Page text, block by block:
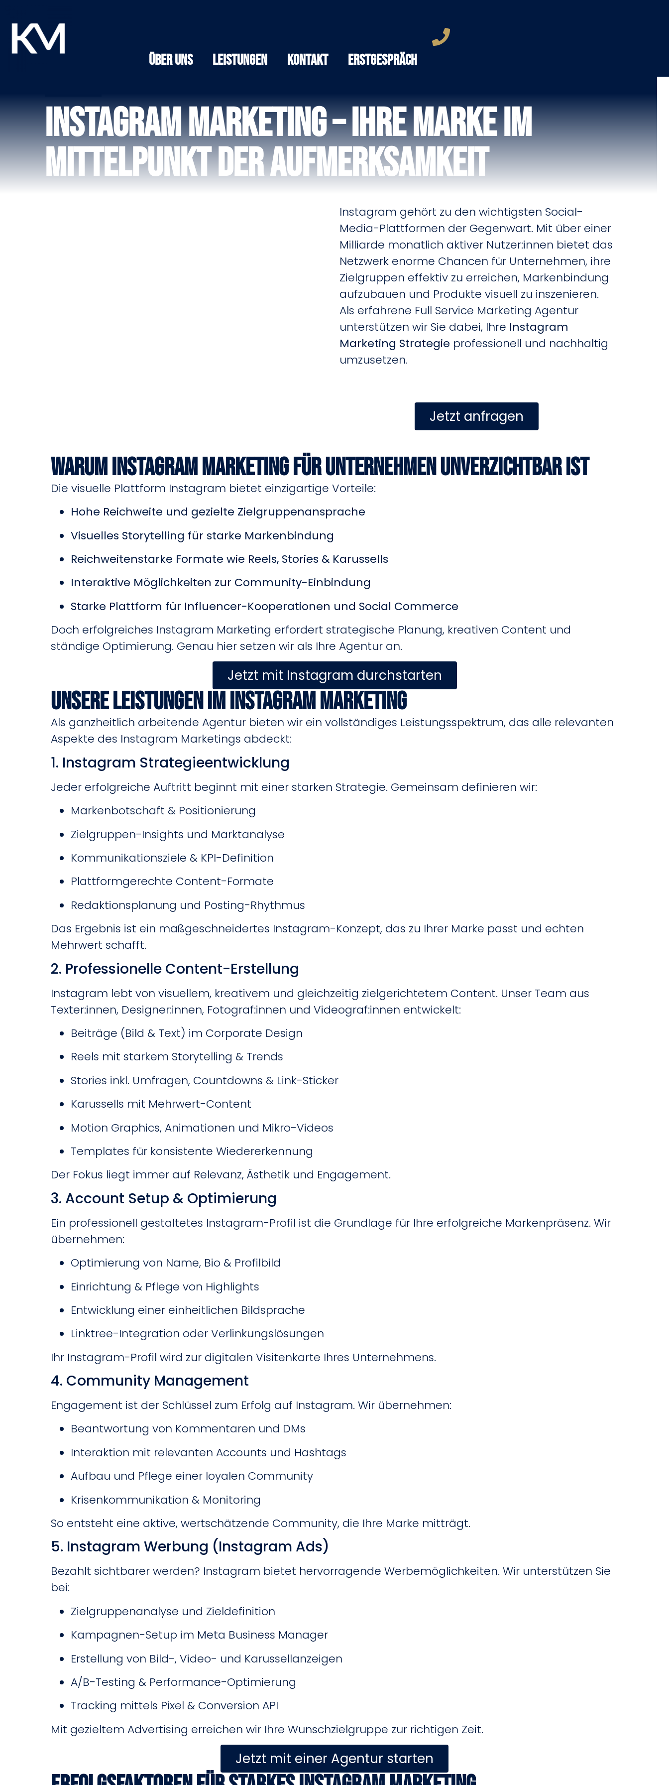
Über Uns Leistungen Kontakt Erstgespräch
Instagram Marketing – Ihre Marke im
Mittelpunkt der Aufmerksamkeit
Instagram gehört zu den wichtigsten Social-
Media-Plattformen der Gegenwart. Mit über einer
Milliarde monatlich aktiver Nutzer:innen bietet das
Netzwerk enorme Chancen für Unternehmen, ihre
Zielgruppen effektiv zu erreichen, Markenbindung
aufzubauen und Produkte visuell zu inszenieren.
Als erfahrene Full Service Marketing Agentur
unterstützen wir Sie dabei, Ihre Instagram
Marketing Strategie professionell und nachhaltig
umzusetzen.
Jetzt anfragen
Warum Instagram Marketing für Unternehmen unverzichtbar ist
Die visuelle Plattform Instagram bietet einzigartige Vorteile:
Hohe Reichweite und gezielte Zielgruppenansprache
Visuelles Storytelling für starke Markenbindung
Reichweitenstarke Formate wie Reels, Stories & Karussells
Interaktive Möglichkeiten zur Community-Einbindung
Starke Plattform für Influencer-Kooperationen und Social Commerce
Doch erfolgreiches Instagram Marketing erfordert strategische Planung, kreativen Content und
ständige Optimierung. Genau hier setzen wir als Ihre Agentur an.
Jetzt mit Instagram durchstarten
Unsere Leistungen im Instagram Marketing
Als ganzheitlich arbeitende Agentur bieten wir ein vollständiges Leistungsspektrum, das alle relevanten
Aspekte des Instagram Marketings abdeckt:
1. Instagram Strategieentwicklung
Jeder erfolgreiche Auftritt beginnt mit einer starken Strategie. Gemeinsam definieren wir:
Markenbotschaft & Positionierung
Zielgruppen-Insights und Marktanalyse
Kommunikationsziele & KPI-Definition
Plattformgerechte Content-Formate
Redaktionsplanung und Posting-Rhythmus
Das Ergebnis ist ein maßgeschneidertes Instagram-Konzept, das zu Ihrer Marke passt und echten
Mehrwert schafft.
2. Professionelle Content-Erstellung
Instagram lebt von visuellem, kreativem und gleichzeitig zielgerichtetem Content. Unser Team aus
Texter:innen, Designer:innen, Fotograf:innen und Videograf:innen entwickelt:
Beiträge (Bild & Text) im Corporate Design
Reels mit starkem Storytelling & Trends
Stories inkl. Umfragen, Countdowns & Link-Sticker
Karussells mit Mehrwert-Content
Motion Graphics, Animationen und Mikro-Videos
Templates für konsistente Wiedererkennung
Der Fokus liegt immer auf Relevanz, Ästhetik und Engagement.
3. Account Setup & Optimierung
Ein professionell gestaltetes Instagram-Profil ist die Grundlage für Ihre erfolgreiche Markenpräsenz. Wir
übernehmen:
Optimierung von Name, Bio & Profilbild
Einrichtung & Pflege von Highlights
Entwicklung einer einheitlichen Bildsprache
Linktree-Integration oder Verlinkungslösungen
Ihr Instagram-Profil wird zur digitalen Visitenkarte Ihres Unternehmens.
4. Community Management
Engagement ist der Schlüssel zum Erfolg auf Instagram. Wir übernehmen:
Beantwortung von Kommentaren und DMs
Interaktion mit relevanten Accounts und Hashtags
Aufbau und Pflege einer loyalen Community
Krisenkommunikation & Monitoring
So entsteht eine aktive, wertschätzende Community, die Ihre Marke mitträgt.
5. Instagram Werbung (Instagram Ads)
Bezahlt sichtbarer werden? Instagram bietet hervorragende Werbemöglichkeiten. Wir unterstützen Sie
bei:
Zielgruppenanalyse und Zieldefinition
Kampagnen-Setup im Meta Business Manager
Erstellung von Bild-, Video- und Karussellanzeigen
A/B-Testing & Performance-Optimierung
Tracking mittels Pixel & Conversion API
Mit gezieltem Advertising erreichen wir Ihre Wunschzielgruppe zur richtigen Zeit.
Jetzt mit einer Agentur starten